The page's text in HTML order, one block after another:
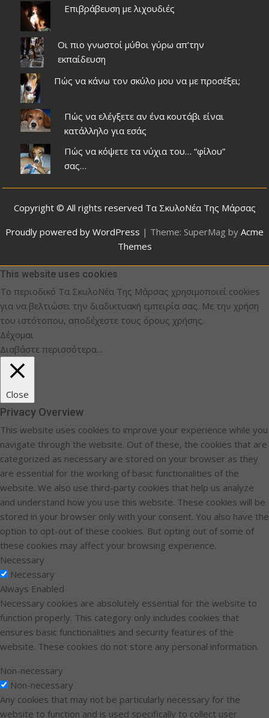
Επιβράβευση με λιχουδιές
Οι πιο γνωστοί μύθοι γύρω απ’την
εκπαίδευση
Πώς να κάνω τον σκύλο μου να με προσέξει;
Πώς να ελέγξετε αν ένα κουτάβι είναι
κατάλληλο για εσάς
Πώς να κόψετε τα νύχια του… “φίλου”
σας…
Copyright © All rights reserved Τα ΣκυλοΝέα Της Μάρσας
Proudly powered by WordPress | Theme: SuperMag by Acme
Themes
This website uses cookies
Το περιοδικό Τα ΣκυλοΝέα Της Μάρσας χρησιμοποιεί cookies
για να βελτιώσει την διαδικτυακή εμπειρία σας. Με την χρήση
του ιστότοπου, αποδέχεστε τους όρους χρήσης.
Δέχομαι
Διαβάστε περισσότερα...
Close
Privacy Overview
This website uses cookies to improve your experience while you
navigate through the website. Out of these, the cookies that are
categorized as necessary are stored on your browser as they
are essential for the working of basic functionalities of the
website. We also use third-party cookies that help us analyze
and understand how you use this website. These cookies will be
stored in your browser only with your consent. You also have the
option to opt-out of these cookies. But opting out of some of
these cookies may affect your browsing experience.
Necessary
Necessary
Always Enabled
Necessary cookies are absolutely essential for the website to
function properly. This category only includes cookies that
ensures basic functionalities and security features of the
website. These cookies do not store any personal information.
Non-necessary
Non-necessary
Any cookies that may not be particularly necessary for the
website to function and is used specifically to collect user